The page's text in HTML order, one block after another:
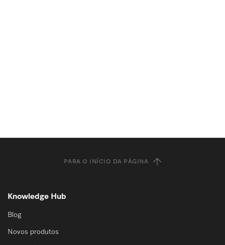
PARA O INÍCIO DA PÁGINA
Knowledge Hub
Blog
Novos produtos